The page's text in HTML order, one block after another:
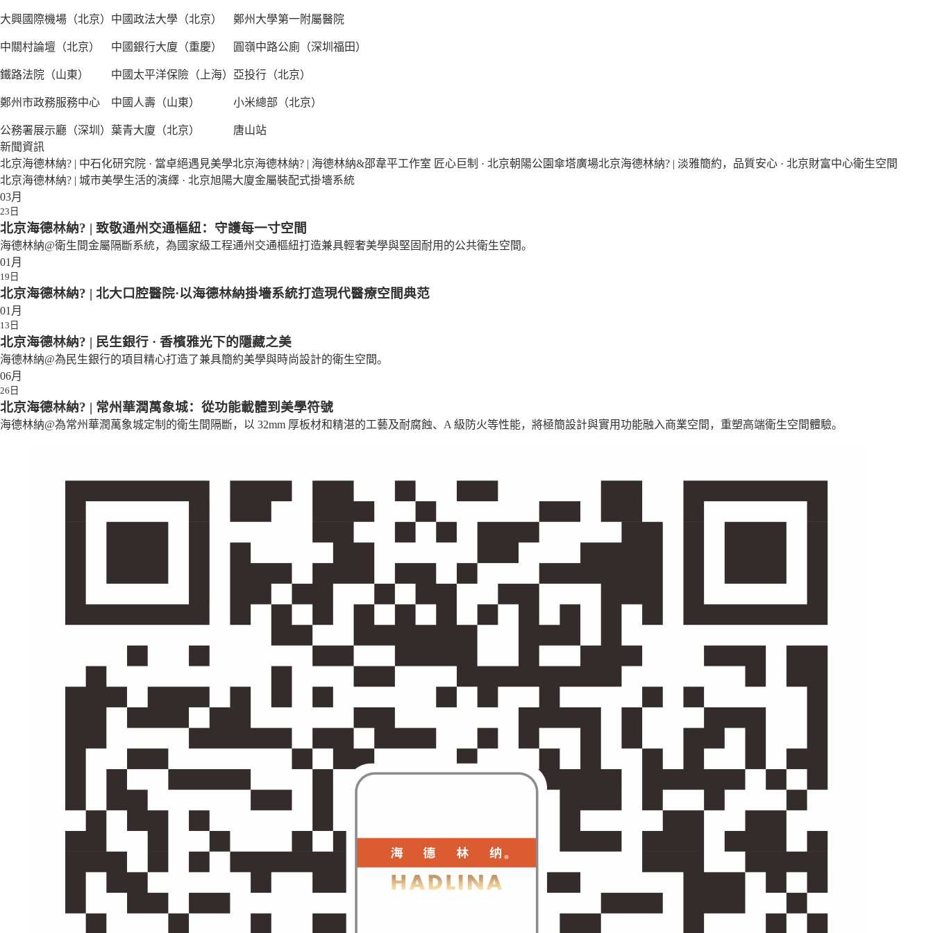
大興國際機場（北京）
中關村論壇（北京）
鐵路法院（山東）
鄭州市政務服務中心
公務署展示廳（深圳）
中國政法大學（北京）
中國銀行大廈（重慶）
中國太平洋保險（上海）
中國人壽（山東）
葉青大廈（北京）
鄭州大學第一附屬醫院
圓嶺中路公廁（深圳福田）
亞投行（北京）
小米總部（北京）
唐山站
新聞資訊
北京海德林納? | 中石化研究院 · 當卓絕遇見美學北京海德林納? | 海德林納&邵韋平工作室 匠心巨制 · 北京朝陽公園傘塔廣場北京海德林納? | 淡雅簡約，品質安心 · 北京財富中心衛生空間
北京海德林納? | 城市美學生活的演繹 · 北京旭陽大廈金屬裝配式掛墻系統
03月
23日
北京海德林納? | 致敬通州交通樞紐：守護每一寸空間
海德林納@衛生間金屬隔斷系統，為國家級工程通州交通樞紐打造兼具輕奢美學與堅固耐用的公共衛生空間。
01月
19日
北京海德林納? | 北大口腔醫院·以海德林納掛墻系統打造現代醫療空間典范
01月
13日
北京海德林納? | 民生銀行 · 香檳雅光下的隱藏之美
海德林納@為民生銀行的項目精心打造了兼具簡約美學與時尚設計的衛生空間。
06月
26日
北京海德林納? | 常州華潤萬象城：從功能載體到美學符號
海德林納@為常州華潤萬象城定制的衛生間隔斷，以 32mm 厚板材和精湛的工藝及耐腐蝕、A 級防火等性能，將極簡設計與實用功能融入商業空間，重塑高端衛生空間體驗。